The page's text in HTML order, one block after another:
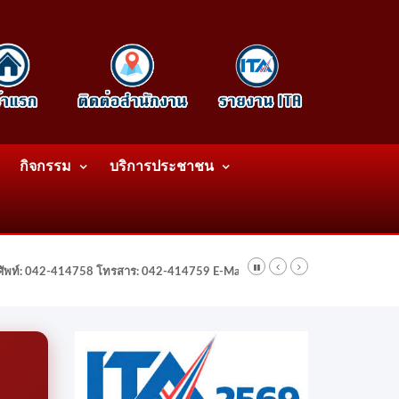
กิจกรรม บริการประชาชน
: 042-414758 โทรสาร: 042-414759 E-Mail: wattatnk@gmail.com